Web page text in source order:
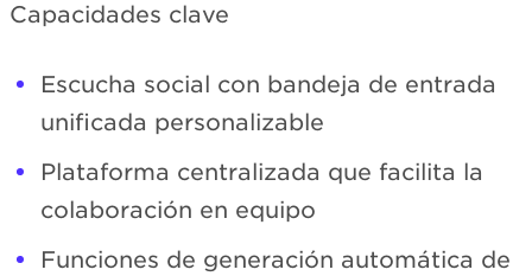
Capacidades clave
Escucha social con bandeja de entrada
unificada personalizable
Plataforma centralizada que facilita la
colaboración en equipo
Funciones de generación automática de